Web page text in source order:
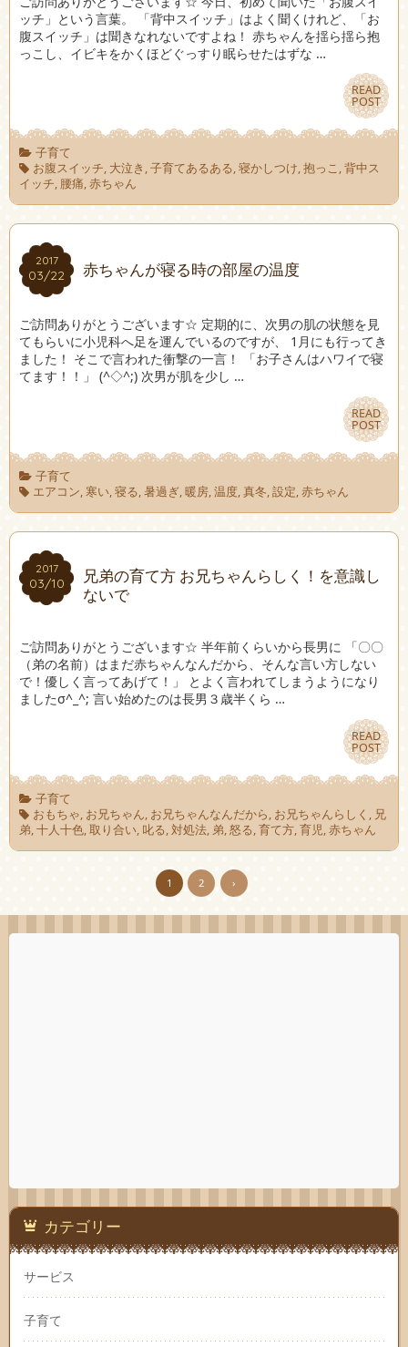
ッチ」という言葉。 「背中スイッチ」はよく聞くけれど、「お
腹スイッチ」は聞きなれないですよね！ 赤ちゃんを揺ら揺ら抱
っこし、イビキをかくほどぐっすり眠らせたはずな …
READ
POST
READ
POST
子育て
お腹スイッチ, 大泣き ,子育てあるある,寝かしつけ,抱っこ ,背中ス
イッチ, 腰痛,赤ちゃん
2017
03/22
2017
03/22 赤ちゃんが寝る時の部屋の温度
ご訪問ありがとうございます☆ 定期的に、次男の肌の状態を見
てもらいに小児科へ足を運んでいるのですが、 1月にも行ってき
ました！ そこで言われた衝撃の一言！ 「お子さんはハワイで寝
てます！！」 (^◇^;) 次男が肌を少し …
READ
POST
READ
POST
子育て
エアコン,寒い,寝る,暑過ぎ,暖房,温度,真冬,設定,赤ちゃん
2017
03/10
2017
03/10
兄弟の育て方 お兄ちゃんらしく！を意識し
ないで
ご訪問ありがとうございます☆ 半年前くらいから長男に 「〇〇
（弟の名前）はまだ赤ちゃんなんだから、そんな言い方しない
で！優しく言ってあげて！」 とよく言われてしまうようになり
ましたσ^_^; 言い始めたのは長男３歳半くら …
READ
POST
READ
POST
子育て
おもちゃ, お兄ちゃん, お兄ちゃんなんだから, お兄ちゃんらしく , 兄
弟,十人十色,取り合い, 叱る,対処法, 弟,怒る,育て方,育児,赤ちゃん
1 2 ›
カテゴリー
サービス
子育て